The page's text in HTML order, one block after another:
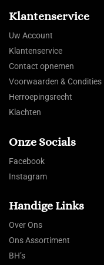
Klantenservice
Uw Account
Klantenservice
Contact opnemen
Voorwaarden & Condities
Herroepingsrecht
Klachten
Onze Socials
Facebook
Instagram
Handige Links
Over Ons
Ons Assortiment
BH’s